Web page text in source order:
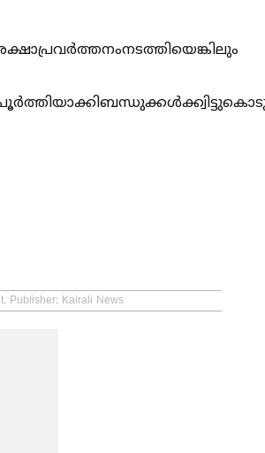
Publisher: Kairali News